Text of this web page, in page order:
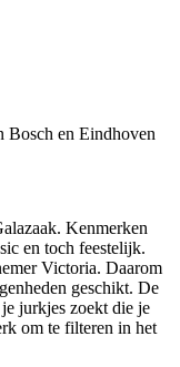
en Eindhoven
Kenmerken
en toch feestelijk.
Victoria. Daarom
geschikt. De
jurkjes zoekt die je
om te filteren in het